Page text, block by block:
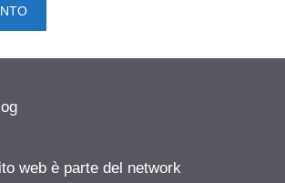
web è parte del network